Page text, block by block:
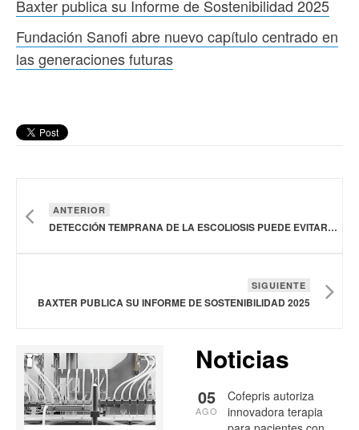
Baxter publica su Informe de Sostenibilidad 2025
Fundación Sanofi abre nuevo capítulo centrado en
las generaciones futuras
ANTERIOR
DETECCIÓN TEMPRANA DE LA ESCOLIOSIS PUEDE EVITAR CIRUGÍAS DE HASTA 1.5 MDP
SIGUIENTE
BAXTER PUBLICA SU INFORME DE SOSTENIBILIDAD 2025
Noticias
Cofepris autoriza
innovadora terapia
05
AGO